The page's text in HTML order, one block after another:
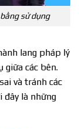
sử dụng
lang pháp lý
giữa các bên.
và tránh các
là những